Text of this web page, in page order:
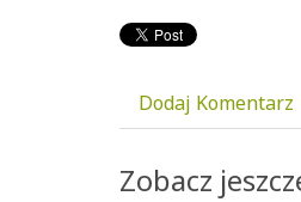
Dodaj Komentarz
Zobacz